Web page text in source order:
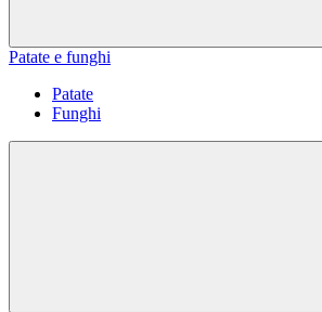
Patate e funghi
Patate
Funghi